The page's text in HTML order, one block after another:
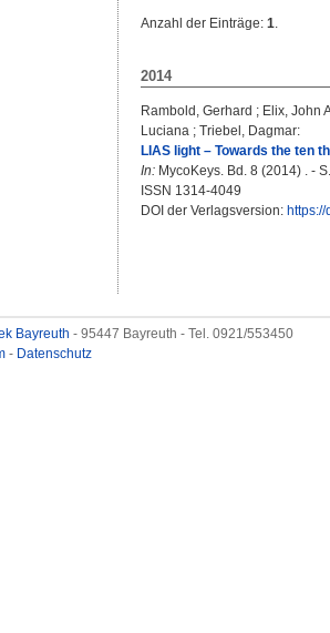
Anzahl der Einträge: 1.
2014
Rambold, Gerhard ; Elix, John
Luciana ; Triebel, Dagmar:
LIAS light – Towards the ten
In: MycoKeys. Bd. 8 (2014) . -
ISSN 1314-4049
DOI der Verlagsversion:
Bayreuth - 95447 Bayreuth - Tel. 0921/553450
- Datenschutz